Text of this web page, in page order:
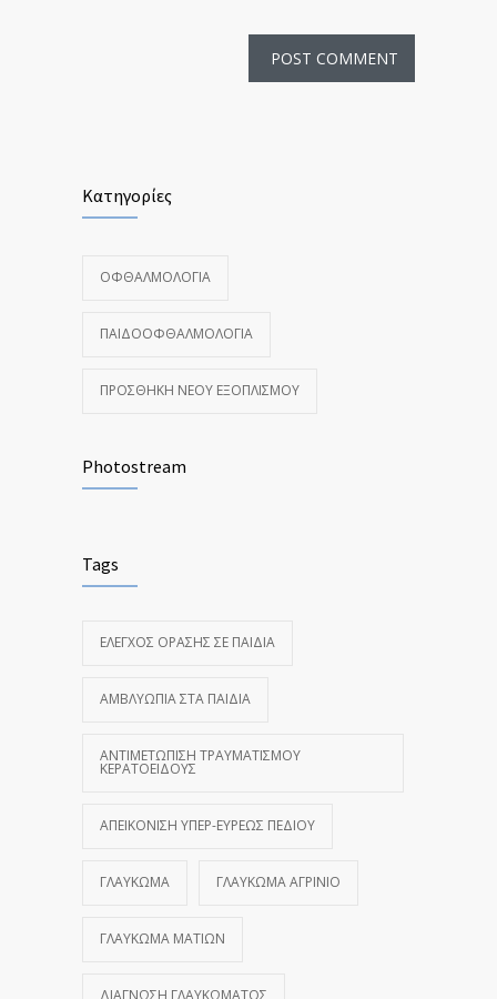
Κατηγορίες
ΟΦΘΑΛΜΟΛΟΓΊΑ
ΠΑΙΔΟΟΦΘΑΛΜΟΛΟΓΊΑ
ΠΡΟΣΘΉΚΗ ΝΈΟΥ ΕΞΟΠΛΙΣΜΟΎ
Photostream
Tags
ΈΛΕΓΧΟΣ ΌΡΑΣΗΣ ΣΕ ΠΑΙΔΙΆ
ΑΜΒΛΥΩΠΊΑ ΣΤΑ ΠΑΙΔΙΆ
ΑΝΤΙΜΕΤΏΠΙΣΗ ΤΡΑΥΜΑΤΙΣΜΟΎ
ΚΕΡΑΤΟΕΙΔΟΎΣ
ΑΠΕΙΚΌΝΙΣΗ ΥΠΕΡ-ΕΥΡΈΩΣ ΠΕΔΊΟΥ
ΓΛΑΎΚΩΜΑ ΓΛΑΎΚΩΜΑ ΑΓΡΊΝΙΟ
ΓΛΑΎΚΩΜΑ ΜΑΤΙΏΝ
ΔΙΆΓΝΩΣΗ ΓΛΑΥΚΏΜΑΤΟΣ